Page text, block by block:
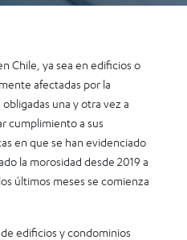
Chile, ya sea en edificios o
afectadas por la
una y otra vez a
cumplimiento a sus
en que se han evidenciado
la morosidad desde 2019 a
últimos meses se comienza
edificios y condominios